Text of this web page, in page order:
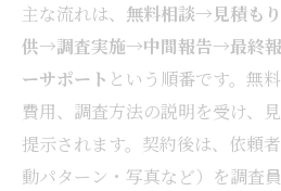
有効な証拠を得る浮気
浮気調査の証拠が裁判
慰謝料請求に強い浮気
浮気調査証拠の保管と
主な流れは、 無料相談→見積も
供→調査実施→中間報告→最終
ーサポート という順番です。無
費用、調査方法の説明を受け、
提示されます。契約後は、依頼
動パターン・写真など）を調査